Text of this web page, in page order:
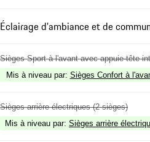
Éclairage d'ambiance et de
Sièges Sport à l'avant avec appuie-tête
Mis à niveau par: Sièges Confort à
Sièges arrière électriques (2 sièges)
Mis à niveau par: Sièges arrière